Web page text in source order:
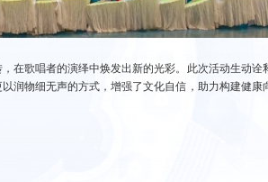
在歌唱者的演绎中焕发出新的光彩。此次活动生动诠
润物细无声的方式，增强了文化自信，助力构建健康